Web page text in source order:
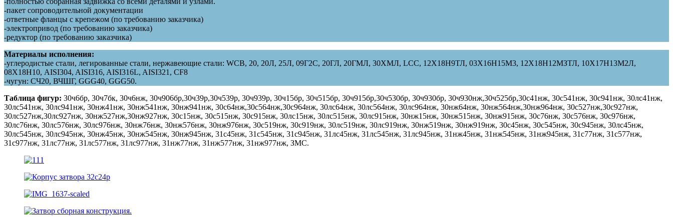
-пакет сопроводительной документации
-ответные фланцы с крепежом (по требованию заказчика)
-электропривод (по требованию заказчика)
-редуктор (по требованию заказчика)
Материалы исполнения:
-углеродистые стали, легированные стали, нержавеющие стали: WCB, 20, 20Л, 25Л, 09Г2С, 20ГЛ, 20ГМЛ, 30ХМЛ, LCC, 12Х18Н9ТЛ, 03Х16Н15М3, 12Х18Н12МЗТЛ, 10Х17Н13М2Л,
08Х18Н10, AISI304, AISI316, AISI316L, AISI321, CF8
-чугун: СЧ20, ВЧШГ, GGG40, GGG50.
Таблица фигур: 30ч6бр, 30ч7бк, 30ч6нж, 30ч906бр,30ч39р,30ч539р, 30ч939р, 30ч15бр, 30ч515бр, 30ч915бр,30ч530бр, 30ч930бр, 30ч930нж,30ч525бр,30с41нж, 30с541нж, 30с941нж, 30лс41нж,
30лс541нж, 30лс941нж, 30нж41нж, 30нж541нж, 30нж941нж, 30с64нж,30с564нж,30с964нж, 30лс64нж, 30лс564нж, 30лс964нж, 30нж64нж, 30нж564нж,30нж964нж, 30с527нж,30с927нж,
30лс527нж,30лс927нж, 30нж527нж,30нж927нж, 30с15нж, 30с515нж, 30с915нж, 30лс15нж, 30лс515нж, 30лс915нж, 30нж15нж, 30нж515нж, 30нж915нж, 30с76нж, 30с576нж, 30с976нж,
30лс76нж, 30лс576нж, 30лс976нж, 30нж76нж, 30нж576нж, 30нж976нж, 30с519нж, 30с919нж, 30лс519нж, 30лс919нж, 30нж519нж, 30нж919нж, 30с45нж, 30с545нж, 30с945нж, 30лс45нж,
30лс545нж, 30лс945нж, 30нж45нж, 30нж545нж, 30нж945нж, 31с45нж, 31с545нж, 31с945нж, 31лс45нж, 31лс545нж, 31лс945нж, 31нж45нж, 31нж545нж, 31нж945нж, 31с77нж, 31с577нж,
31с977нж, 31лс77нж, 31лс577нж, 31лс977нж, 31нж77нж, 31нж577нж, 31нж977нж, ЗМС.